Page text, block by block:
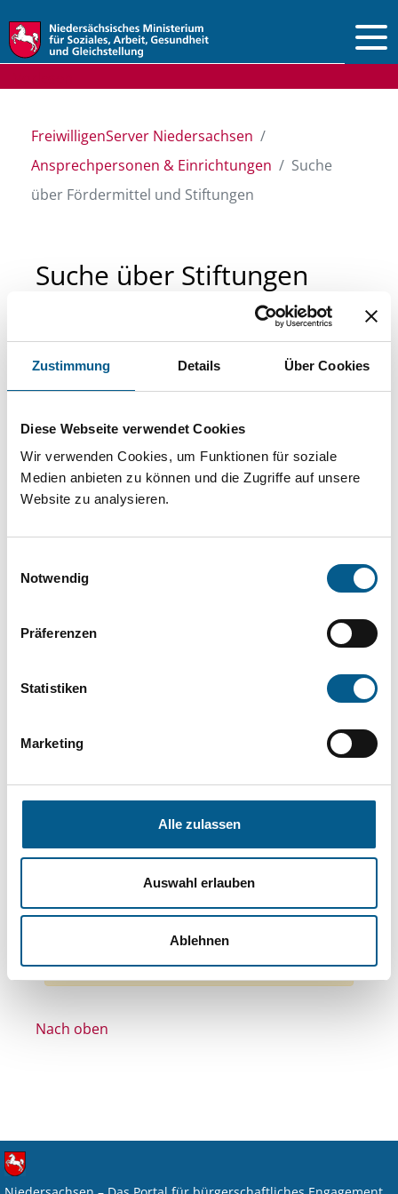
Zustimmung Details Über Cookies
Diese Webseite verwendet Cookies
Wir verwenden Cookies, um Funktionen für soziale
Medien anbieten zu können und die Zugriffe auf unsere
Website zu analysieren.
Notwendig
Präferenzen
Statistiken
Marketing
Alle zulassen
Auswahl erlauben
Ablehnen
FreiwilligenServer Niedersachsen
Ansprechpersonen & Einrichtungen
Suche
über Fördermittel und Stiftungen
Suche über Stiftungen
Sie suchen finanzielle Unterstützung für ein
direkt über unsere Fördermitteldatenbank und
Stiftungsdatenbank recherchieren. Bei der
Suche bitte die Groß- und Kleinschreibung
Bitte Suchbegriff eingeben. Ergebnisse
Kategorien verfeinert werden.
Suchen
Aktive Filter:
Themen: Integration
Themen: Bildung und Erziehung
Themen: Wohltätige Zwecke
Themen: Kirchliche Zwecke
Themen: Kunst & Kultur
Alle Filter entfernen
Nach oben